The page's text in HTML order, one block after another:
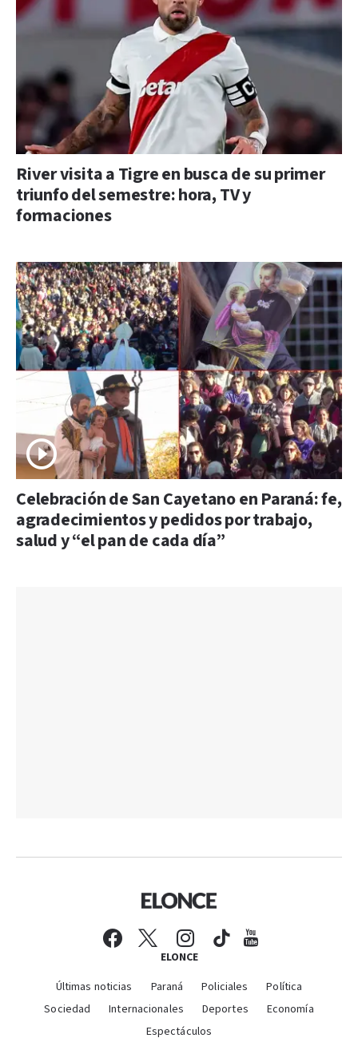
River visita a Tigre en busca de su primer
triunfo del semestre: hora, TV y
formaciones
Celebración de San Cayetano en Paraná: fe,
agradecimientos y pedidos por trabajo,
salud y “el pan de cada día”
ELONCE
Últimas noticias Paraná Policiales
Política
Sociedad
Internacionales Deportes
Economía
Espectáculos